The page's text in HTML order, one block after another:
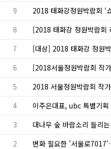
9
2018 태화강정원박람회 ‘
8
[2018 태화강 정원박람
7
[대상] 2018 태화강 정원
6
[2018서울정원박람회 작
5
2018 서울정원박람회 작
4
이주은대표, ubc 특별기
3
대나무 숲 바람소리 들리
2
변화 필요한 '서울로